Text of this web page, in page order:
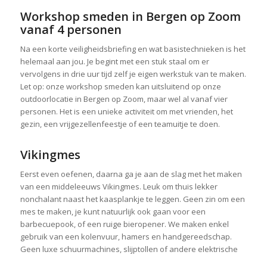
Workshop smeden in Bergen op Zoom
vanaf 4 personen
Na een korte veiligheidsbriefing en wat basistechnieken is het
helemaal aan jou. Je begint met een stuk staal om er
vervolgens in drie uur tijd zelf je eigen werkstuk van te maken.
Let op: onze workshop smeden kan uitsluitend op onze
outdoorlocatie in Bergen op Zoom, maar wel al vanaf vier
personen. Het is een unieke activiteit om met vrienden, het
gezin, een vrijgezellenfeestje of een teamuitje te doen.
Vikingmes
Eerst even oefenen, daarna ga je aan de slag met het maken
van een middeleeuws Vikingmes. Leuk om thuis lekker
nonchalant naast het kaasplankje te leggen. Geen zin om een
mes te maken, je kunt natuurlijk ook gaan voor een
barbecuepook, of een ruige bieropener. We maken enkel
gebruik van een kolenvuur, hamers en handgereedschap.
Geen luxe schuurmachines, slijptollen of andere elektrische